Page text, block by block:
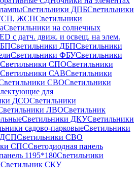
Светильники ДПБСветильники
ЖСПСветильники
Светильники на солнечных
с датч. движ. и освещ. на элем.
Светильники ДБПСветильники
Светильники ФБУСветильники
Светильники СПОСветильники
Светильники САВСветильники
СВОСветильники
для
ДСОСветильники
ЛВОСветильник
Светильники ДКУСветильники
садово-парковыеСветильники
ДСПСветильники СВО
СПССветодиодная панель
1195*180Светильники
Светильник СКУ